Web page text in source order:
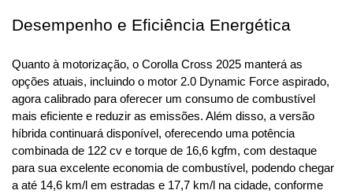
Desempenho e Eficiência Energética
Quanto à motorização, o Corolla Cross 2025 manterá as
opções atuais, incluindo o motor 2.0 Dynamic Force aspirado,
agora calibrado para oferecer um consumo de combustível
mais eficiente e reduzir as emissões. Além disso, a versão
híbrida continuará disponível, oferecendo uma potência
combinada de 122 cv e torque de 16,6 kgfm, com destaque
para sua excelente economia de combustível, podendo chegar
a até 14,6 km/l em estradas e 17,7 km/l na cidade, conforme